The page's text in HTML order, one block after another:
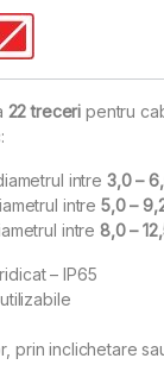
22 treceri pentru
intre 3,0 –
intre 5,0 –
intre 8,0 –
– IP65
prin inclichetare